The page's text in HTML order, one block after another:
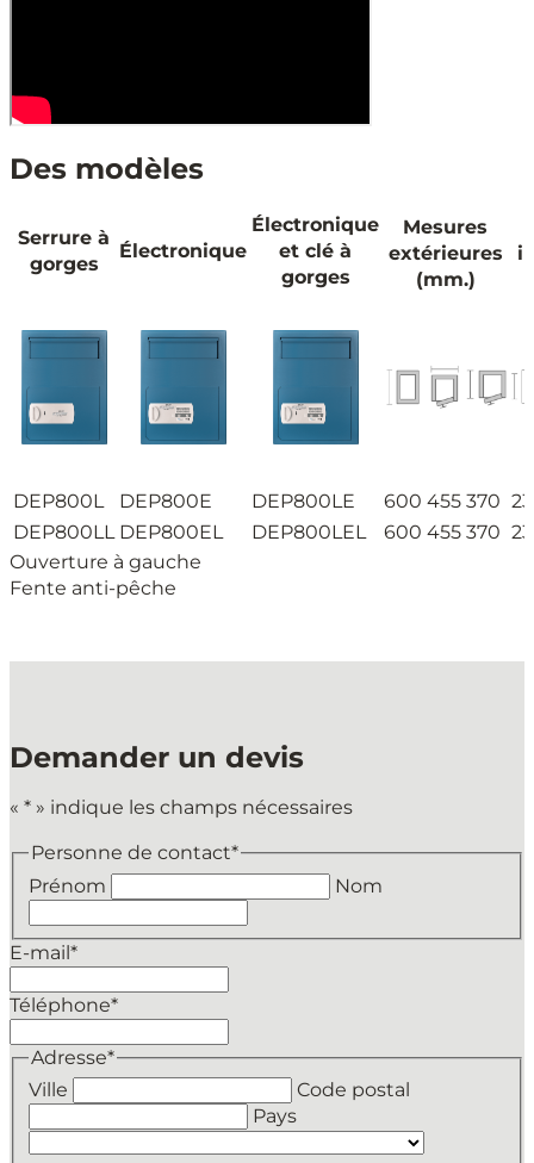
Des modèles
Serrure à
gorges
Électronique
Électronique
et clé à
gorges
Mesures
extérieures
(mm.)
DEP800L DEP800E DEP800LE 600 455 370
DEP800LL DEP800EL DEP800LEL 600 455 370
Ouverture à gauche
Fente anti-pêche
Demander un devis
« * » indique les champs nécessaires
Personne de contact*
Prénom
Nom
E-mail*
Téléphone*
Adresse*
Ville
Code postal
Pays